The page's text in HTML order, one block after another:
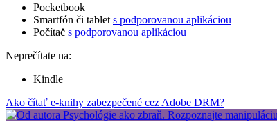
Pocketbook
Smartfón či tablet s podporovanou aplikáciou
Počítač s podporovanou aplikáciou
Neprečítate na:
Kindle
Ako čítať e-knihy zabezpečené cez Adobe DRM?